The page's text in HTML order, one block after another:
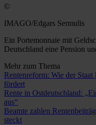
©
IMAGO/Edgars Sermulis
Ein Portemonnaie mit
Deutschland eine Pension
Mehr zum Thema
Rentenreform: Wie der
fördert
Rente in Ostdeutschland:
aus“
Beamte zahlen
steckt